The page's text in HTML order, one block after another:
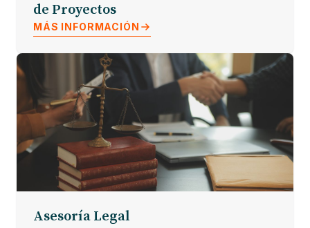
de Proyectos
MÁS INFORMACIÓN
Asesoría Legal